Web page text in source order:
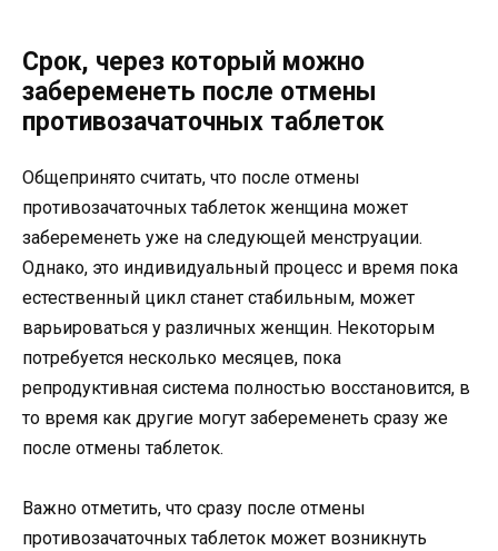
Срок, через который можно
забеременеть после отмены
противозачаточных таблеток
Общепринято считать, что после отмены
противозачаточных таблеток женщина может
забеременеть уже на следующей менструации.
Однако, это индивидуальный процесс и время пока
естественный цикл станет стабильным, может
варьироваться у различных женщин. Некоторым
потребуется несколько месяцев, пока
репродуктивная система полностью восстановится, в
то время как другие могут забеременеть сразу же
после отмены таблеток.
Важно отметить, что сразу после отмены
противозачаточных таблеток может возникнуть